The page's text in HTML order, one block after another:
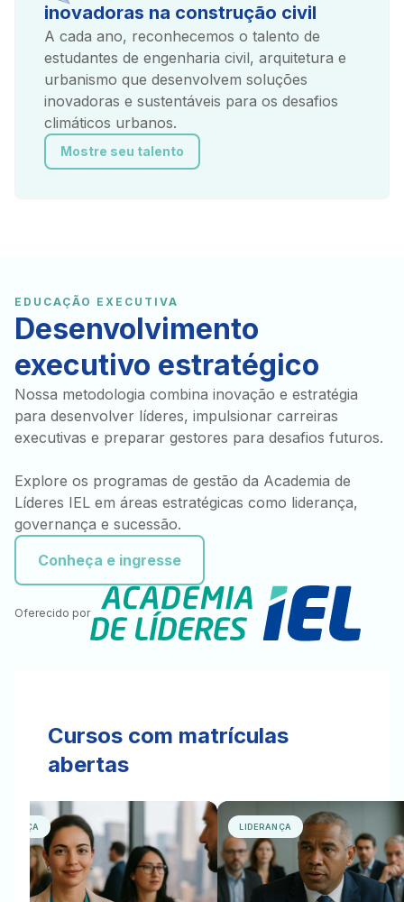
inovadoras na construção civil
A cada ano, reconhecemos o talento de
estudantes de engenharia civil, arquitetura e
urbanismo que desenvolvem soluções
inovadoras e sustentáveis para os desafios
climáticos urbanos.
Mostre seu talento
EDUCAÇÃO EXECUTIVA
Desenvolvimento
executivo estratégico
Nossa metodologia combina inovação e estratégia
para desenvolver líderes, impulsionar carreiras
executivas e preparar gestores para desafios futuros.
Explore os programas de gestão da Academia de
Líderes IEL em áreas estratégicas como liderança,
governança e sucessão.
Conheça e ingresse
Oferecido por
Cursos com matrículas
abertas
LIDERANÇA